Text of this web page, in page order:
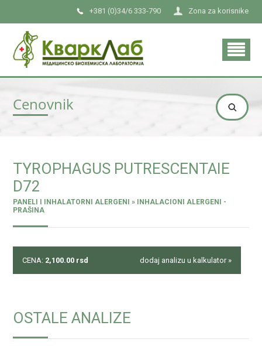
Zona za korisnike
+381 (0)34/6 333-790
Cenovnik
TYROPHAGUS PUTRESCENTAIE
D72
PANELI I INHALATORNI ALERGENI » INHALACIONI ALERGENI -
PRAŠINA
CENA: 2,100.00 rsd dodaj analizu u kalkulator »
OSTALE ANALIZE